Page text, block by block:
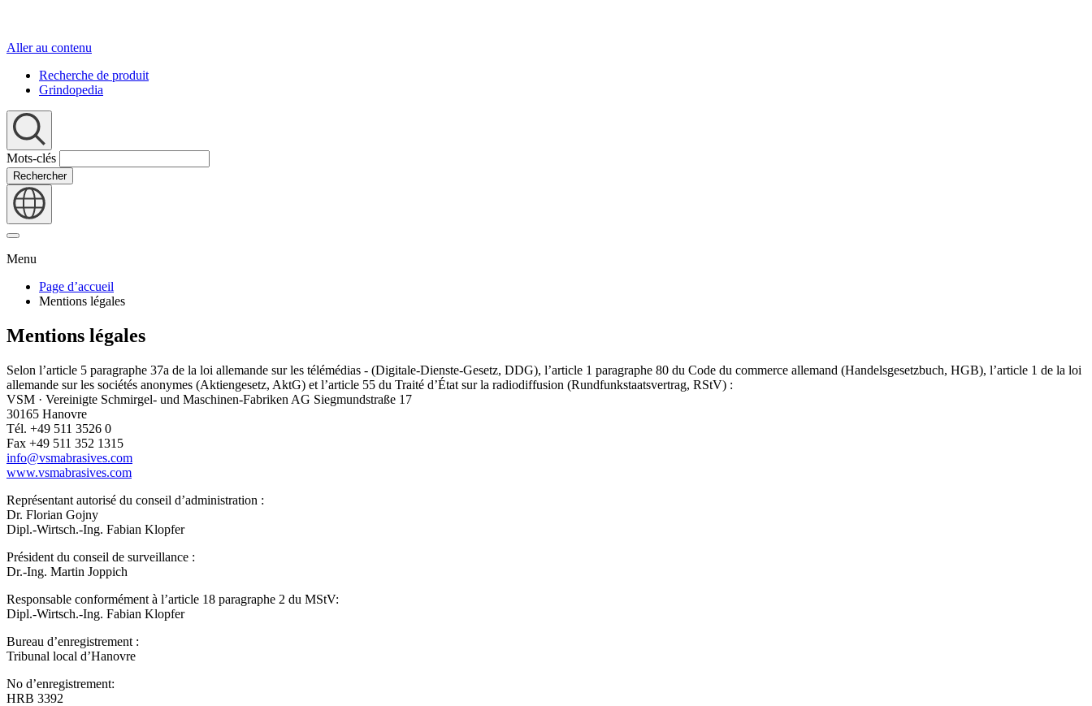
Aller au contenu
Recherche de produit
Grindopedia
Mots-clés
Rechercher
Menu
Page d’accueil
Mentions légales
Mentions légales
Selon l’article 5 paragraphe 37a de la loi allemande sur les télémédias - (Digitale-Dienste-Gesetz, DDG), l’article 1 paragraphe 80 du Code du commerce allemand (Handelsgesetzbuch, HGB), l’article 1 de la loi
allemande sur les sociétés anonymes (Aktiengesetz, AktG) et l’article 55 du Traité d’État sur la radiodiffusion (Rundfunkstaatsvertrag, RStV) :
VSM · Vereinigte Schmirgel- und Maschinen-Fabriken AG Siegmundstraße 17
30165 Hanovre
Tél. +49 511 3526 0
Fax +49 511 352 1315
info@vsmabrasives.com
www.vsmabrasives.com
Représentant autorisé du conseil d’administration :
Dr. Florian Gojny
Dipl.-Wirtsch.-Ing. Fabian Klopfer
Président du conseil de surveillance :
Dr.-Ing. Martin Joppich
Responsable conformément à l’article 18 paragraphe 2 du MStV:
Dipl.-Wirtsch.-Ing. Fabian Klopfer
Bureau d’enregistrement :
Tribunal local d’Hanovre
No d’enregistrement:
HRB 3392